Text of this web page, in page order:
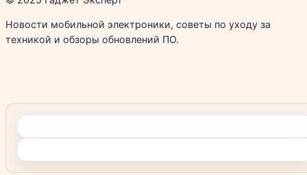
Новости мобильной электроники, советы по уходу за
техникой и обзоры обновлений ПО.